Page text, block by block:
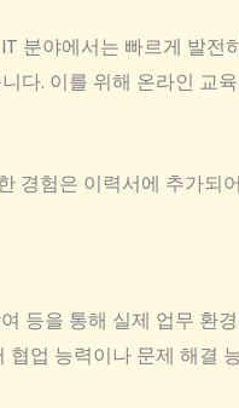
분야에서는 빠르게 발전
다. 이를 위해 온라인 교
경험은 이력서에 추가되
등을 통해 실제 업무 환
업 능력이나 문제 해결